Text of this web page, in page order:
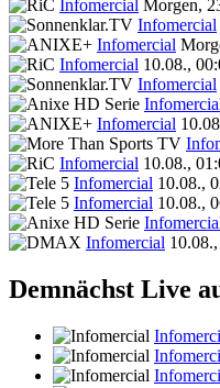
Infomercial Morgen,
Infomercial
Infomercial
Infomercial 10.08.,
Infomercial
Infomercial
Infomercial 10.08.,
Infomercial 10.08.,
Infomercial 10.08.,
Infomercial
Demnächst Live